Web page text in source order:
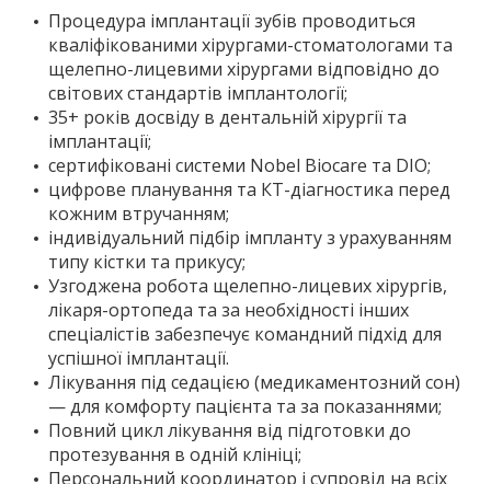
Процедура імплантації зубів проводиться
кваліфікованими хірургами-стоматологами та
щелепно-лицевими хірургами відповідно до
світових стандартів імплантології;
35+ років досвіду в дентальній хірургії та
імплантації;
сертифіковані системи Nobel Biocare та DIO;
цифрове планування та КТ-діагностика перед
кожним втручанням;
індивідуальний підбір імпланту з урахуванням
типу кістки та прикусу;
Узгоджена робота щелепно-лицевих хірургів,
лікаря-ортопеда та за необхідності інших
спеціалістів забезпечує командний підхід для
успішної імплантації.
Лікування під седацією (медикаментозний сон)
— для комфорту пацієнта та за показаннями;
Повний цикл лікування від підготовки до
протезування в одній клініці;